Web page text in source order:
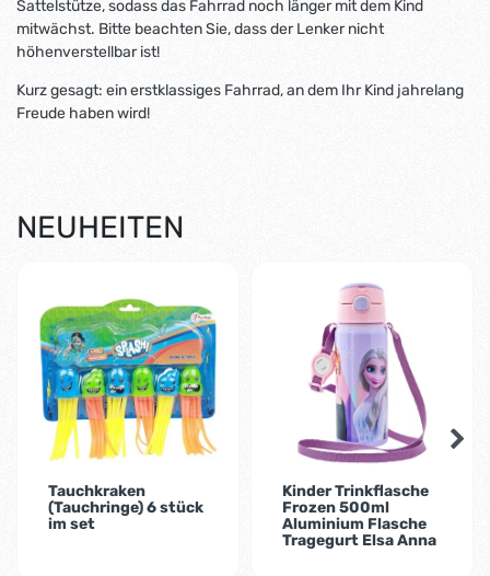
Sattelstütze, sodass das Fahrrad noch länger mit dem Kind
mitwächst. Bitte beachten Sie, dass der Lenker nicht
höhenverstellbar ist!
Kurz gesagt: ein erstklassiges Fahrrad, an dem Ihr Kind jahrelang
Freude haben wird!
NEUHEITEN
Tauchkraken
(Tauchringe) 6 stück
im set
Kinder Trinkflasche
Frozen 500ml
Aluminium Flasche
Tragegurt Elsa Anna